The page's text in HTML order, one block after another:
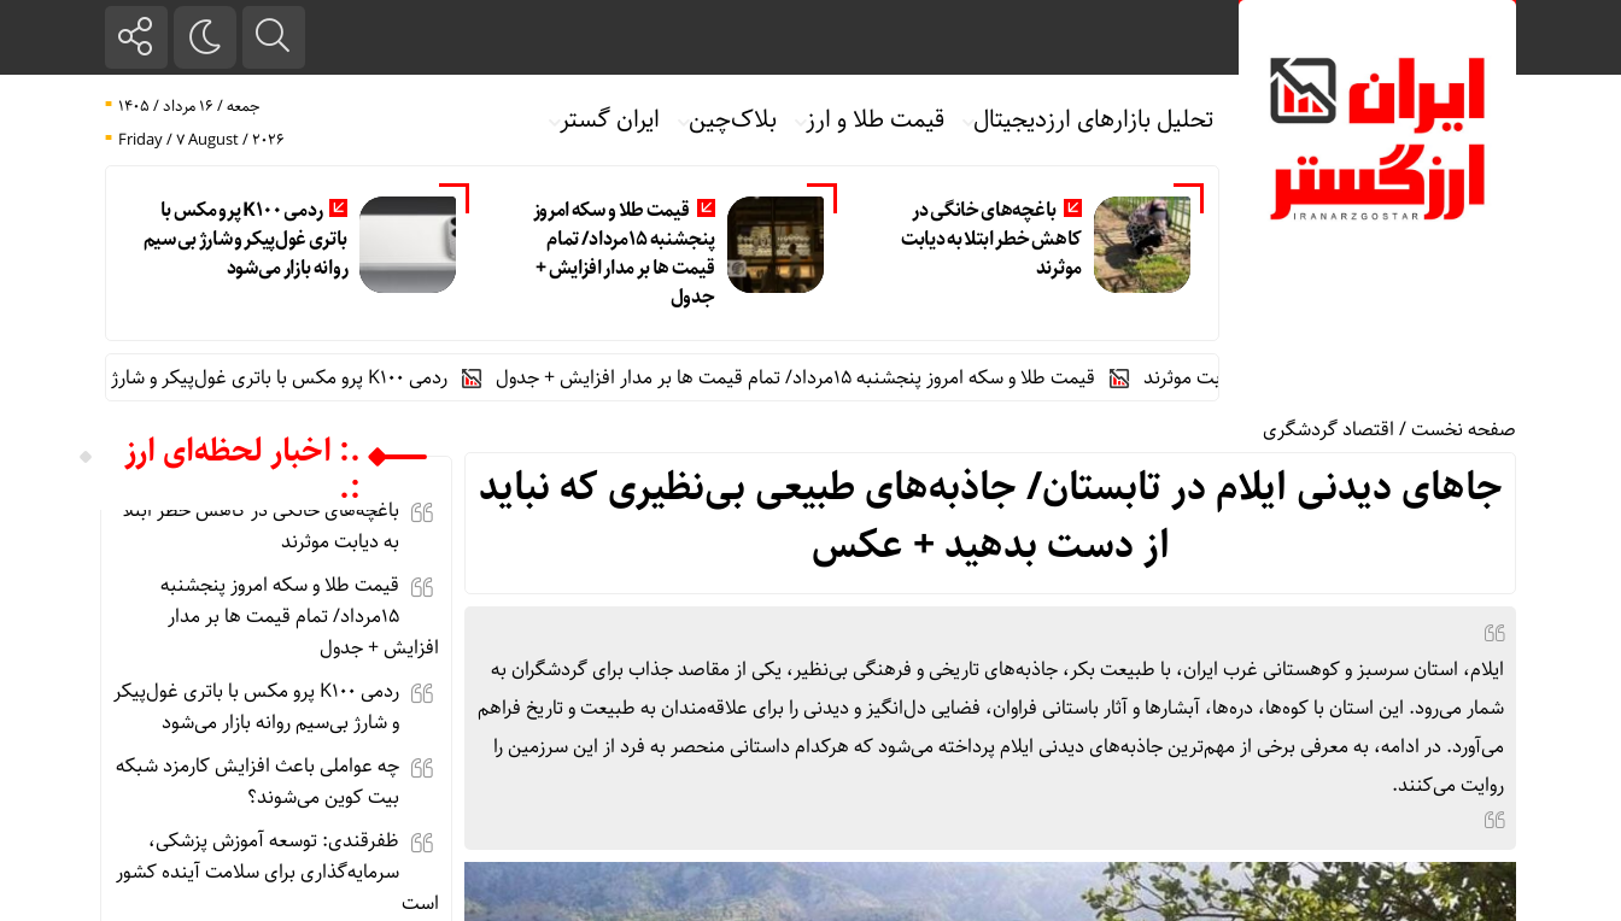
تحلیل بازارهای ارزدیجیتال قیمت طلا و ارز بلاک‌چین ایران گستر
جمعه / ۱۶ مرداد / ۱۴۰۵
Friday / 7 August / 2026
باغچه‌های خانگی در
کاهش خطر ابتلا به دیابت
موثرند
قیمت طلا و سکه امروز
پنجشنبه 15مرداد/ تمام
قیمت ها بر مدار افزایش +
جدول
ردمی K100 پرو مکس با
باتری غول‌پیکر و شارژ بی‌سیم
روانه بازار می‌شود
قیمت طلا و سکه امروز پنجشنبه 15مرداد/ تمام قیمت ها بر مدار افزایش + جدول
ردمی K100 پرو مکس با باتری غول‌پیکر و شارژ بی‌سیم روانه بازار می‌شود
صفحه نخست/اقتصاد گردشگری
جاهای دیدنی ایلام در تابستان/ جاذبه‌های طبیعی بی‌نظیری که نباید
از دست بدهید + عکس
ایلام، استان سرسبز و کوهستانی غرب ایران، با طبیعت بکر، جاذبه‌های تاریخی و فرهنگی بی‌نظیر، یکی از مقاصد جذاب برای گردشگران به
شمار می‌رود. این استان با کوه‌ها، دره‌ها، آبشارها و آثار باستانی فراوان، فضایی دل‌انگیز و دیدنی را برای علاقه‌مندان به طبیعت و تاریخ فراهم
می‌آورد. در ادامه، به معرفی برخی از مهم‌ترین جاذبه‌های دیدنی ایلام پرداخته می‌شود که هرکدام داستانی منحصر به فرد از این سرزمین را
روایت می‌کنند.
.: اخبار لحظه‌ای ارز
:.
باغچه‌های خانگی در کاهش خطر ابتلا
به دیابت موثرند
قیمت طلا و سکه امروز پنجشنبه
15مرداد/ تمام قیمت ها بر مدار
افزایش + جدول
ردمی K100 پرو مکس با باتری غول‌پیکر
و شارژ بی‌سیم روانه بازار می‌شود
چه عواملی باعث افزایش کارمزد شبکه
بیت کوین می‌شوند؟
ظفرقندی: توسعه آموزش پزشکی،
سرمایه‌گذاری برای سلامت آینده کشور
است